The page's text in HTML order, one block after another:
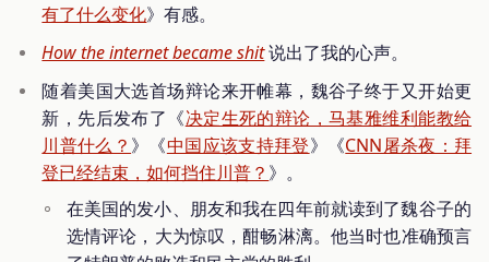
有了什么变化》有感。
How the internet became shit说出了我的心声。
随着美国大选首场辩论来开帷幕，魏谷子终于又开始更
新，先后发布了《决定生死的辩论，马基雅维利能教给
川普什么？ 》《中国应该支持拜登》《CNN屠杀夜：拜
登已经结束，​​如何挡住川普？ 》。
在美国的发小、朋友和我在四年前就读到了魏谷子的
选情评论，大为惊叹，酣畅淋漓。他当时也准确预言